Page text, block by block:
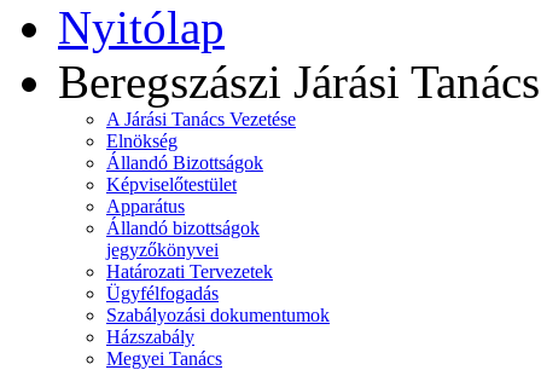
Nyitólap
Beregszászi Járási Tanács
A Járási Tanács Vezetése
Elnökség
Állandó Bizottságok
Képviselőtestület
Apparátus
Állandó bizottságok
jegyzőkönyvei
Határozati Tervezetek
Ügyfélfogadás
Szabályozási dokumentumok
Házszabály
Megyei Tanács